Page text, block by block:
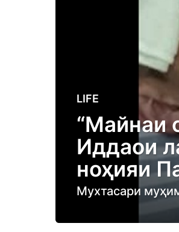
3
a
s
a
o
LIFE
“Майнаи
Иддаои
ноҳияи
Мухтасари